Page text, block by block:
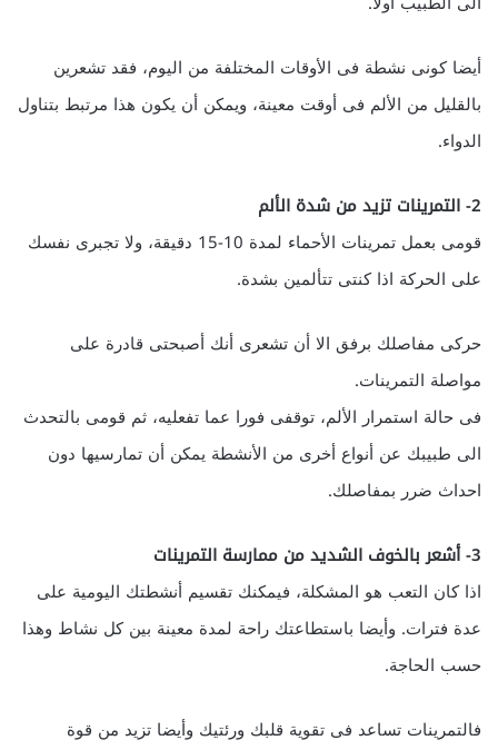
أيضا كونى نشطة فى الأوقات المختلفة من اليوم، فقد تشعرين
بالقليل من الألم فى أوقت معينة، ويمكن أن يكون هذا مرتبط بتناول
الدواء.
2- التمرينات تزيد من شدة الألم
قومى بعمل تمرينات الأحماء لمدة 10-15 دقيقة، ولا تجبرى نفسك
على الحركة اذا كنتى تتألمين بشدة.
حركى مفاصلك برفق الا أن تشعرى أنك أصبحتى قادرة على
مواصلة التمرينات.
فى حالة استمرار الألم، توقفى فورا عما تفعليه، ثم قومى بالتحدث
الى طبيبك عن أنواع أخرى من الأنشطة يمكن أن تمارسيها دون
احداث ضرر بمفاصلك.
3- أشعر بالخوف الشديد من ممارسة التمرينات
اذا كان التعب هو المشكلة، فيمكنك تقسيم أنشطتك اليومية على
عدة فترات. وأيضا باستطاعتك راحة لمدة معينة بين كل نشاط وهذا
حسب الحاجة.
فالتمرينات تساعد فى تقوية قلبك ورئتيك وأيضا تزيد من قوة